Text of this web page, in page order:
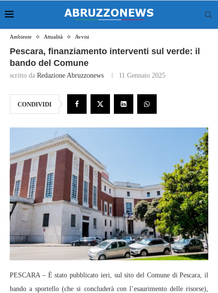
Ambiente Attualità Avvisi
Pescara, finanziamento interventi sul verde: il
bando del Comune
scritto da Redazione Abruzzonews 11 Gennaio 2025
CONDIVIDI
PESCARA – È stato pubblicato ieri, sul sito del Comune di Pescara, il
bando a sportello (che si concluderà con l’esaurimento delle risorse),